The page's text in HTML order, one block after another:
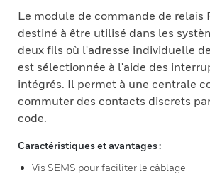
Le module de commande de relais
destiné à être utilisé dans les
deux fils où l'adresse individuelle
est sélectionnée à l'aide des
intégrés. Il permet à une centrale
commuter des contacts discrets
code.
Caractéristiques et avantages :
Vis SEMS pour faciliter le câblage